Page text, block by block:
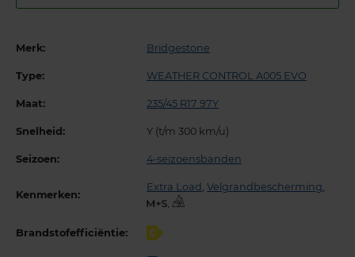
Merk: Bridgestone
Type: WEATHER CONTROL A005 EVO
Maat: 235/45 R17 97Y
Snelheid: Y (t/m 300 km/u)
Seizoen: 4-seizoensbanden
Kenmerken:
Extra Load , Velgrandbescherming,
,
Brandstofefficiëntie: C